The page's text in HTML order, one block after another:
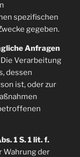
spezifischen
gegeben.
Anfragen
Verarbeitung
dessen
ist, oder zur
1 S. 1 lit. f.
Wahrung der